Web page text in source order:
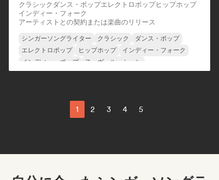
クラシック ダンス・ポップエレクトロポップヒップホップ
インディー・フォーク
アーティストとの契約または楽曲のリリース
シンガーソングライター クラシック
ダンス・ポップ
エレクトロポップ
ヒップホップ
インディー・フォーク
インディー・ポップ
ヌーヴェル・シーン
1 2 3 4 5